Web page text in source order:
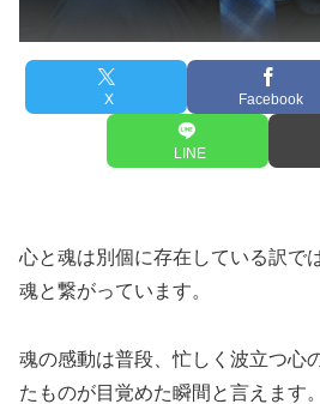
X Facebook
LINE
心と魂は別個に存在している訳で
魂と繋がっています。
魂の感動は普段、忙しく波立つ心
たものが目覚めた瞬間と言えます。